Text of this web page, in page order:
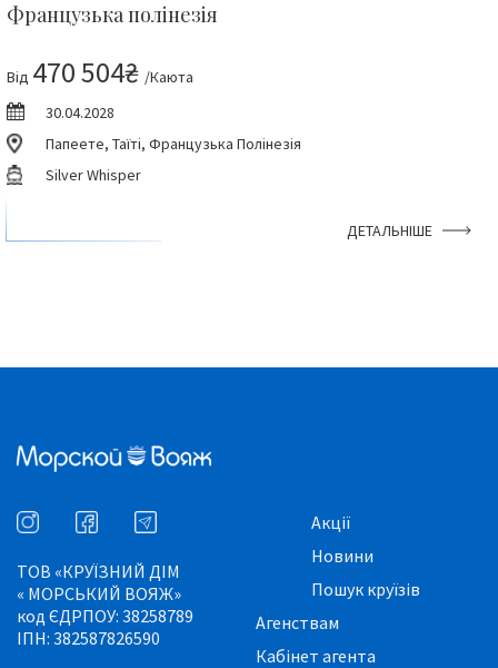
Французька полінезія
Від 470 504₴ /Каюта
30.04.2028
Папеете, Таїті, Французька Полінезія
Silver Whisper
ДЕТАЛЬНІШЕ
ТОВ «КРУЇЗНИЙ ДІМ
« МОРСЬКИЙ ВОЯЖ»
код ЄДРПОУ: 38258789
ІПН: 382587826590
Акції
Новини
Пошук круїзів
Агенствам
Кабінет агента